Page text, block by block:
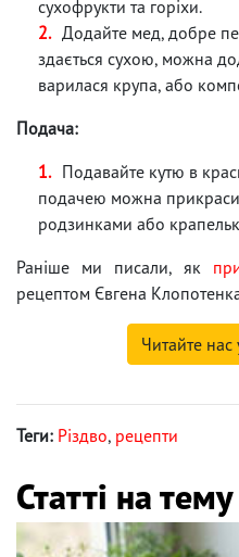
сухофрукти та горіхи.
Додайте мед, добре
здається сухою, можна
варилася крупа, або
Подача:
Подавайте кутю в
подачею можна
родзинками або
Раніше ми писали, як
рецептом Євгена
Читайте
Теги: Різдво, рецепти
Статті на тему